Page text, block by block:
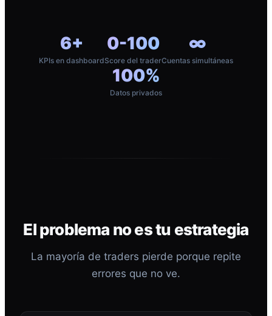
6+
KPIs en dashboard
0-100
Score del trader
∞
Cuentas simultáneas
100%
Datos privados
El problema no es tu estrategia
La mayoría de traders pierde porque repite
errores que no ve.